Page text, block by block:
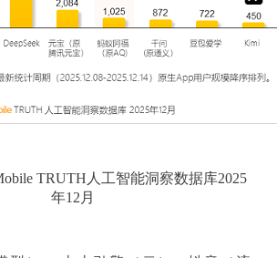
TRUTH人工智能洞察数据库2025
年12月